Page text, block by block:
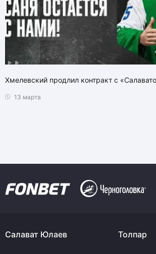
Хмелевский продлил контракт с
13 марта
Салават Юлаев Толпар